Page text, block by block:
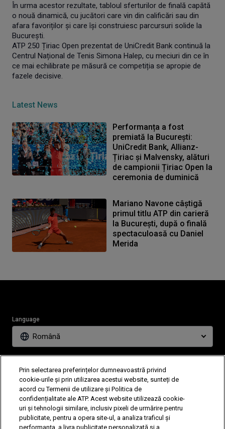
În urma acestor rezultate, tabloul sferturilor de finală capătă
o nouă dinamică, cu jucători care vin din calificări sau din
afara favoriților și care își construiesc parcursuri solide la
București.
ATP 250 Țiriac Open prezentat de UniCredit Bank continuă la
Centrul Național de Tenis Simona Halep, cu meciuri din ce în
ce mai echilibrate pe măsură ce competiția se apropie de
fazele decisive.
Latest News
Performanța a fost
premiată la București:
UniCredit Bank, Allianz-
Țiriac și Malvensky, alături
de campionii Țiriac Open la
ceremonia de duminică
Mariano Navone câștigă
primul titlu ATP din carieră
la București, după o finală
spectaculoasă cu Daniel
Merida
Language
Română
Tickets Video
Follow Tiriac Open
Prin selectarea preferințelor dumneavoastră privind
cookie-urile și prin utilizarea acestui website, sunteți de
acord cu Termenii de utilizare și Politica de
confidențialitate ale ATP. Acest website utilizează cookie-
uri și tehnologii similare, inclusiv pixeli de urmărire pentru
publicitate, pentru a opera site-ul, a analiza traficul și
performanța, a livra publicitate personalizată și a